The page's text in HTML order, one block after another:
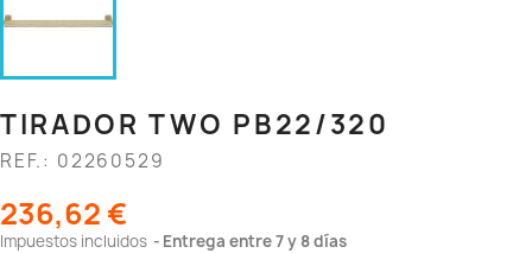
TIRADOR TWO PB22/320
REF.: 02260529
236,62 €
Impuestos incluidos Entrega entre 7 y 8 días